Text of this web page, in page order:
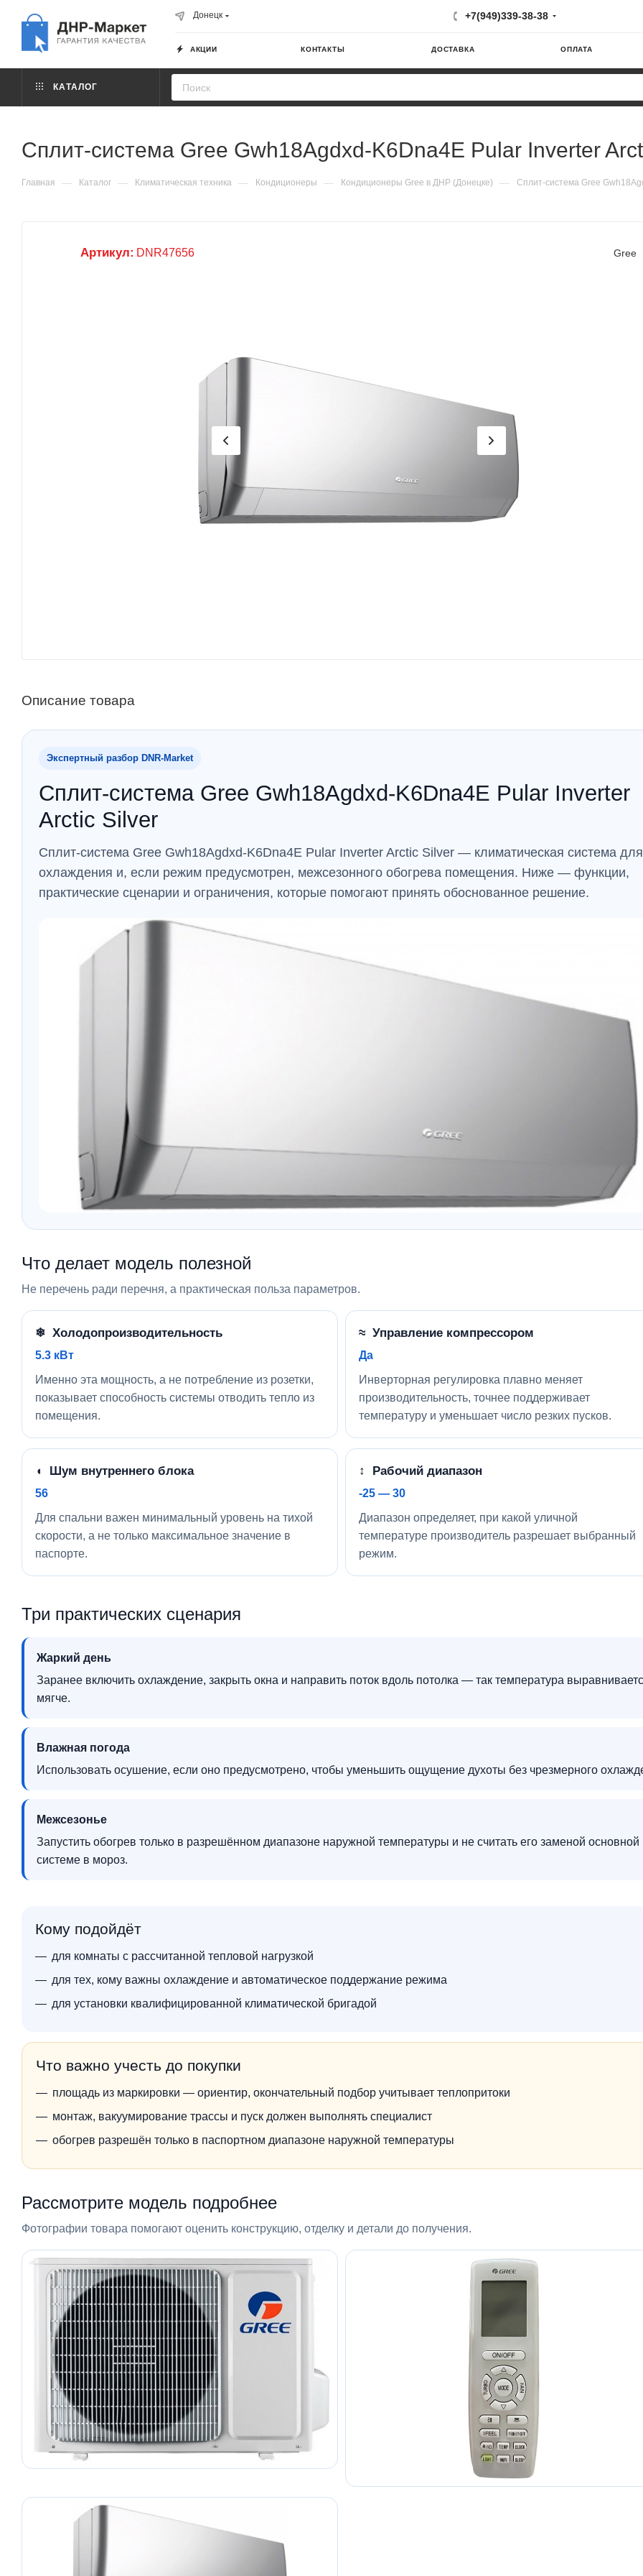
Донецк +7(949)339-38-38
АКЦИИ КОНТАКТЫ ДОСТАВКА ОПЛАТА
КАТАЛОГ
Сплит-система Gree Gwh18Agdxd-K6Dna4E Pular Inverter
Главная — Каталог — Климатическая техника — Кондиционеры — Кондиционеры Gree в ДНР (Донецке) — Сплит-система Gree
Артикул: DNR47656 Gree
Описание товара
Экспертный разбор DNR‑Market
Сплит-система Gree Gwh18Agdxd-K6Dna4E Pular Inverter
Arctic Silver
Сплит-система Gree Gwh18Agdxd-K6Dna4E Pular Inverter Arctic Silver — климатическая система для
охлаждения и, если режим предусмотрен, межсезонного обогрева помещения. Ниже — функции,
практические сценарии и ограничения, которые помогают принять обоснованное решение.
Что делает модель полезной
Не перечень ради перечня, а практическая польза параметров.
❄ Холодопроизводительность
5.3 кВт
Именно эта мощность, а не потребление из розетки,
показывает способность системы отводить тепло из
помещения.
≈ Управление компрессором
Да
Инверторная регулировка плавно меняет
производительность, точнее поддерживает
температуру и уменьшает число резких пусков.
◖ Шум внутреннего блока
56
Для спальни важен минимальный уровень на тихой
скорости, а не только максимальное значение в
паспорте.
↕ Рабочий диапазон
-25 — 30
Диапазон определяет, при какой уличной
температуре производитель разрешает выбранный
режим.
Три практических сценария
Жаркий день
Заранее включить охлаждение, закрыть окна и направить поток вдоль потолка — так температура
мягче.
Влажная погода
Использовать осушение, если оно предусмотрено, чтобы уменьшить ощущение духоты без чрезмерного
Межсезонье
Запустить обогрев только в разрешённом диапазоне наружной температуры и не считать его заменой основной
системе в мороз.
Кому подойдёт
для комнаты с рассчитанной тепловой нагрузкой
для тех, кому важны охлаждение и автоматическое поддержание режима
для установки квалифицированной климатической бригадой
Что важно учесть до покупки
площадь из маркировки — ориентир, окончательный подбор учитывает теплопритоки
монтаж, вакуумирование трассы и пуск должен выполнять специалист
обогрев разрешён только в паспортном диапазоне наружной температуры
Рассмотрите модель подробнее
Фотографии товара помогают оценить конструкцию, отделку и детали до получения.